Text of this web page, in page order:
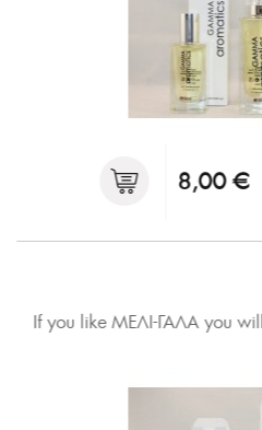
8,00 €
If you like ΜΕΛΙ-ΓΑΛΑ you